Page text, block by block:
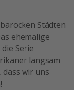
Städten
ehemalige
Serie
langsam
dass wir uns